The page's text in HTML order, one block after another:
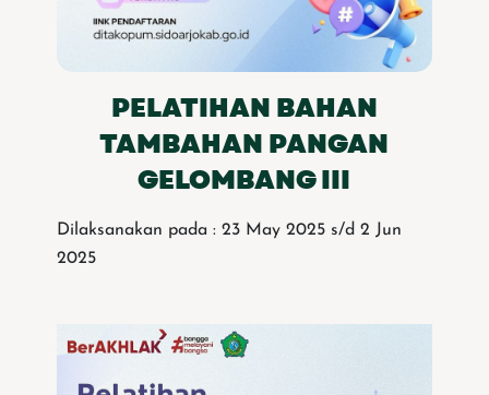
PELATIHAN BAHAN
TAMBAHAN PANGAN
GELOMBANG III
Dilaksanakan pada : 23 May 2025 s/d 2 Jun
2025